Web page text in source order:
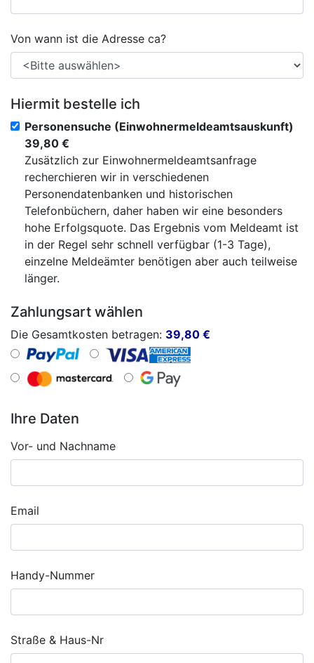
Von wann ist die Adresse ca?
Hiermit bestelle ich
Personensuche (Einwohnermeldeamtsauskunft)
39,80 €
Zusätzlich zur Einwohnermeldeamtsanfrage
recherchieren wir in verschiedenen
Personendatenbanken und historischen
Telefonbüchern, daher haben wir eine besonders
hohe Erfolgsquote. Das Ergebnis vom Meldeamt ist
in der Regel sehr schnell verfügbar (1-3 Tage),
einzelne Meldeämter benötigen aber auch teilweise
länger.
Zahlungsart wählen
Die Gesamtkosten betragen: 39,80 €
Ihre Daten
Vor- und Nachname
Email
Handy-Nummer
Straße & Haus-Nr